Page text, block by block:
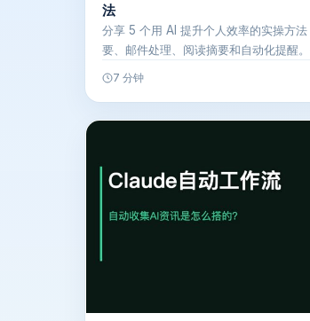
法
分享 5 个用 AI 提升个人效率的实操方
要、邮件处理、阅读摘要和自动化提醒
7 分钟